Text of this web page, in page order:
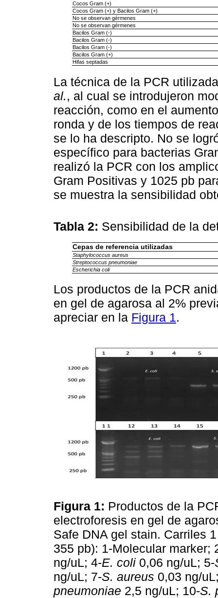
Cocos Gram (+)
Cocos Gram (+) y Bacilos Gram (+)
No se observan gérmenes
No se observan gérmenes
Bacilos Gram (-)
Bacilos Gram (-)
Bacilos Gram (-)
Bacilos Gram (+)
Hifas septadas
La técnica de la PCR
al., al cual se introdujeron
reacción, como en el
ronda y de los tiempos de
se lo ha descripto. No se
específico para bacterias
realizó la PCR con los
Gram Positivas y 1025 pb
se muestra la sensibilidad
Tabla 2: Sensibilidad de la
Cepas de referencia utilizadas
Staphylococcus aureus
Streptococcus pneumoniae
Escherichia coli
Los productos de la PCR
en gel de agarosa al 2%
apreciar en la Figura 1.
Figura 1: Productos de la
electroforesis en gel de
Safe DNA gel stain. Carriles
355 pb): 1-Molecular marker;
ng/uL; 4-E. coli 0,06 ng/uL; 5-
ng/uL; 7-S. aureus 0,03 ng/
pneumoniae 2,5 ng/uL; 10-S.